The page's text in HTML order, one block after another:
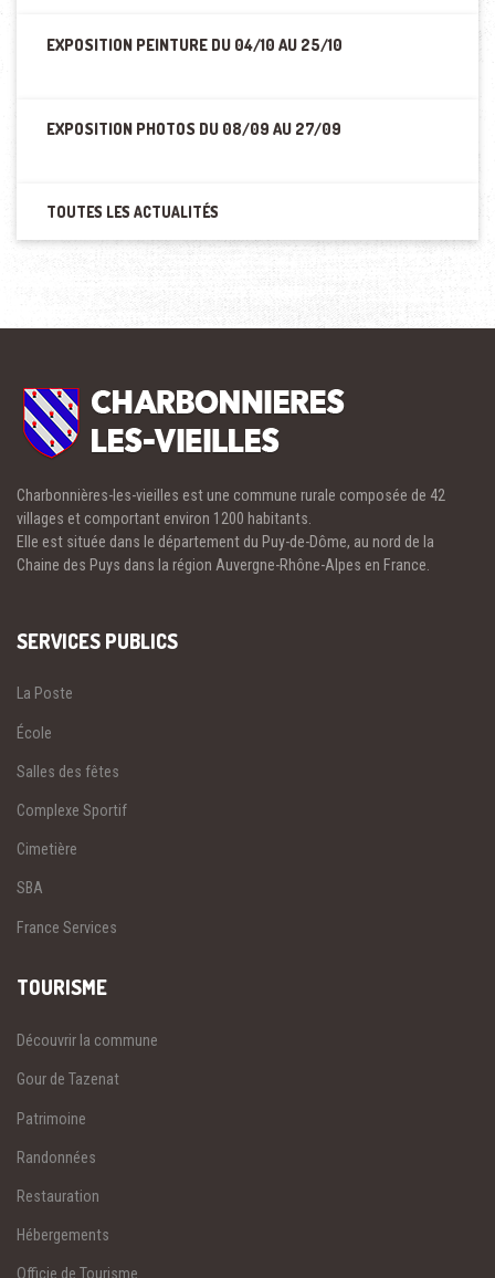
EXPOSITION PEINTURE DU 04/10 AU 25/10
EXPOSITION PHOTOS DU 08/09 AU 27/09
TOUTES LES ACTUALITÉS
Charbonnières-les-vieilles est une commune rurale composée de 42
villages et comportant environ 1200 habitants.
Elle est située dans le département du Puy-de-Dôme, au nord de la
Chaine des Puys dans la région Auvergne-Rhône-Alpes en France.
SERVICES PUBLICS
La Poste
École
Salles des fêtes
Complexe Sportif
Cimetière
SBA
France Services
TOURISME
Découvrir la commune
Gour de Tazenat
Patrimoine
Randonnées
Restauration
Hébergements
Officie de Tourisme